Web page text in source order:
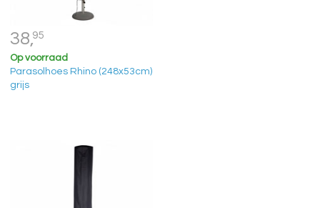
38,95
Op voorraad
Parasolhoes Rhino (248x53cm)
grijs